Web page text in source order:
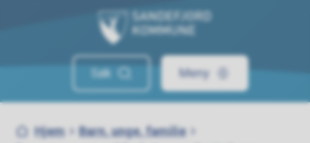
Sandefjord kommune
Søk Meny
Du er her:
Hjem
Barn, unge, familie